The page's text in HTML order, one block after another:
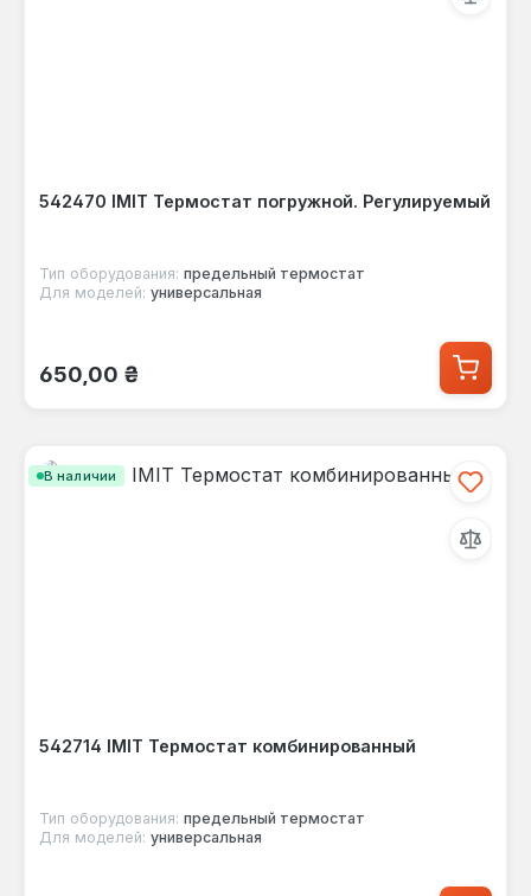
542470 IMIT Термостат погружной. Регулируемый
Тип оборудования: предельный термостат
Для моделей: универсальная
Обычная цена:
650,00 ₴
В наличии
542714 IMIT Термостат комбинированный
Тип оборудования: предельный термостат
Для моделей: универсальная